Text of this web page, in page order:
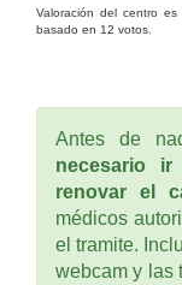
Valoración del centro es
basado en 12 votos.
Antes de
necesario
renovar el
médicos
el tramite.
webcam y las